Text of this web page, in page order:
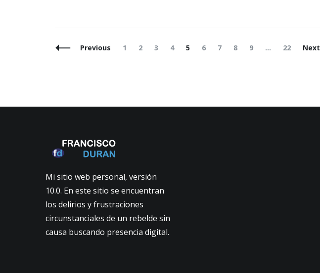
Posts
Previous Page
1 Page
2 Page
3 Page
4 Page
5 Page
6 Page
7 Page
8 Page
9 … Page
22 Next
Mi sitio web personal, versión
10.0. En este sitio se encuentran
los delirios y frustraciones
circunstanciales de un rebelde sin
causa buscando presencia digital.